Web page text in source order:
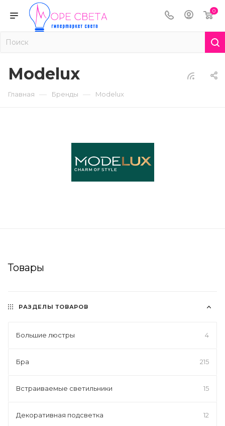
0
Modelux
Главная — Бренды — Modelux
Товары
РАЗДЕЛЫ ТОВАРОВ
Большие люстры 4
Бра 215
Встраиваемые светильники 15
Декоративная подсветка 12